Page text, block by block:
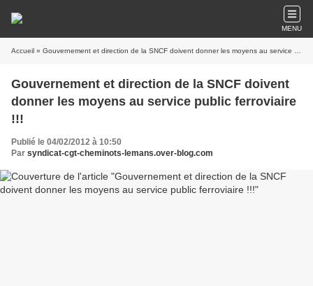
MENU
Accueil » Gouvernement et direction de la SNCF doivent donner les moyens au service public ferroviaire !!!
Gouvernement et direction de la SNCF doivent
donner les moyens au service public ferroviaire
!!!
Publié le 04/02/2012 à 10:50
Par syndicat-cgt-cheminots-lemans.over-blog.com